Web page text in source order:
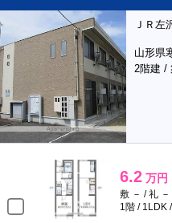
ＪＲ左
山形県
2階建 /
6.2 万円
敷 － / 礼 －
1階 / 1LDK